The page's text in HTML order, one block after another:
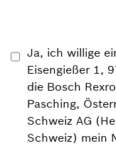
Ja, ich willige
Eisengießer 1,
die Bosch
Pasching,
Schweiz AG
Schweiz) mein